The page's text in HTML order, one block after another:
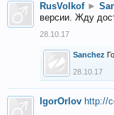
RusVolkof ►
версии. Жду
28.10.17
Sanchez
28.10.17
IgorOrlov http://